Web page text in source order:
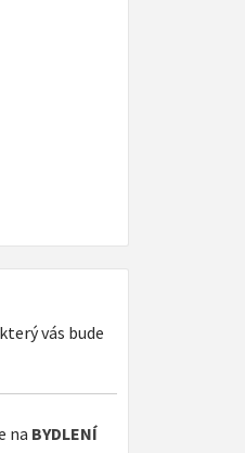
vás bude
na BYDLENÍ